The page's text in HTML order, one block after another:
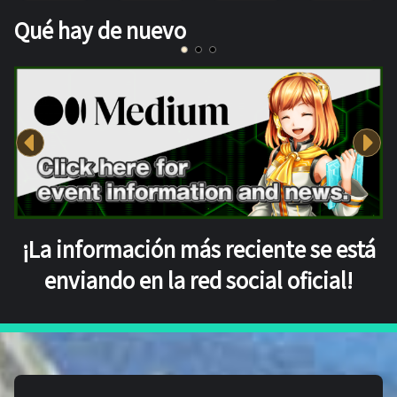
Qué hay de nuevo
¡La información más reciente se está
enviando en la red social oficial!